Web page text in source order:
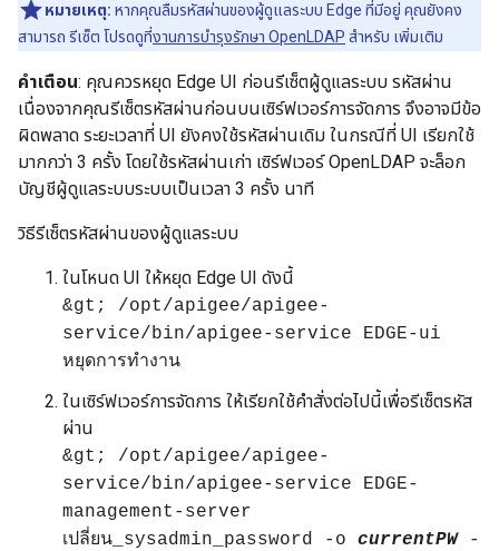
หมายเหตุ: หากคุณลืมรหัสผ่านของผู้ดูแลระบบ Edge ที่มีอยู่ คุณยังคง
สามารถ รีเซ็ต โปรดดูที่งานการบำรุงรักษา OpenLDAP สำหรับ เพิ่มเติม
คำเตือน: คุณควรหยุด Edge UI ก่อนรีเซ็ตผู้ดูแลระบบ รหัสผ่าน
เนื่องจากคุณรีเซ็ตรหัสผ่านก่อนบนเซิร์ฟเวอร์การจัดการ จึงอาจมีข้อ
ผิดพลาด ระยะเวลาที่ UI ยังคงใช้รหัสผ่านเดิม ในกรณีที่ UI เรียกใช้
มากกว่า 3 ครั้ง โดยใช้รหัสผ่านเก่า เซิร์ฟเวอร์ OpenLDAP จะล็อก
บัญชีผู้ดูแลระบบระบบเป็นเวลา 3 ครั้ง นาที
วิธีรีเซ็ตรหัสผ่านของผู้ดูแลระบบ
ในโหนด UI ให้หยุด Edge UI ดังนี้
&gt; /opt/apigee/apigee-
service/bin/apigee-service EDGE-ui
หยุดการทำงาน
ในเซิร์ฟเวอร์การจัดการ ให้เรียกใช้คำสั่งต่อไปนี้เพื่อรีเซ็ตรหัส
ผ่าน
&gt; /opt/apigee/apigee-
service/bin/apigee-service EDGE-
management-server
เปลี่ยน_sysadmin_password -o currentPW-